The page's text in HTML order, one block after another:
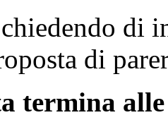
di
di
termina